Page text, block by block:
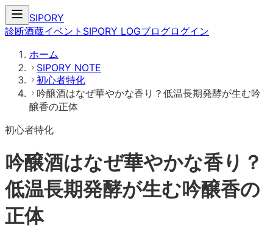
SIPORY
診断酒蔵イベント SIPORY LOGブログログイン
ホーム
SIPORY NOTE
初心者特化
吟醸酒はなぜ華やかな香り？低温長期発酵が生む吟
醸香の正体
初心者特化
吟醸酒はなぜ華やかな香り？
低温長期発酵が生む吟醸香の
正体